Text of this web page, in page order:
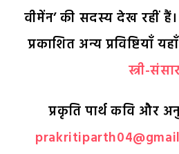
वीमेंन’ की सदस्य देख रहीं
प्रकाशित अन्य प्रविष्टियाँ
स्त्री-
प्रकृति पार्थ कवि और